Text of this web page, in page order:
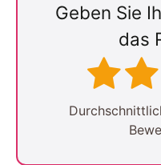
Geben Sie
das